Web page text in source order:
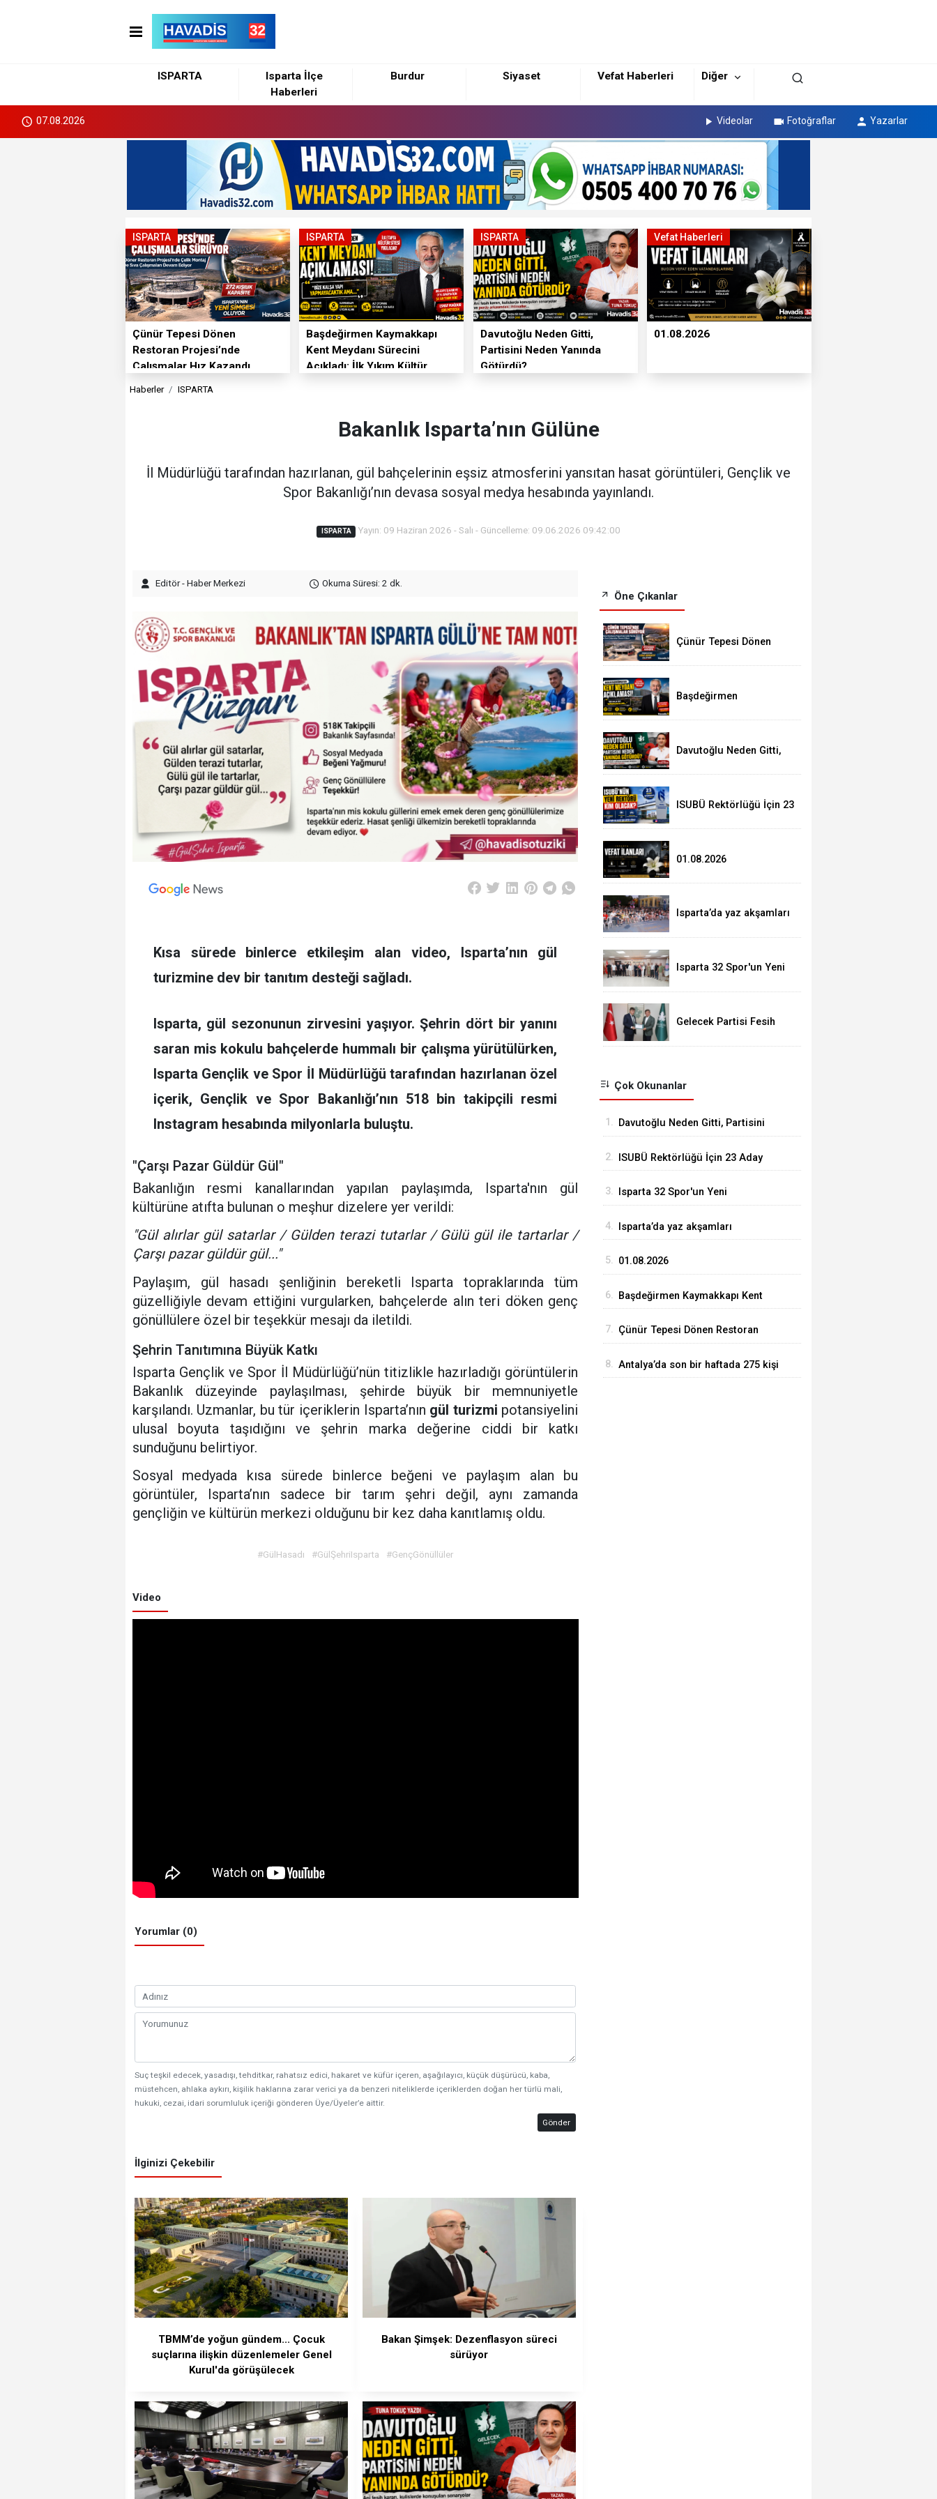
ISPARTA
Isparta İlçe
Haberleri
Burdur Siyaset Vefat Haberleri Diğer
07.08.2026 Videolar Fotoğraflar Yazarlar
ISPARTA
Çünür Tepesi Dönen
Restoran Projesi’nde
Çalışmalar Hız Kazandı
ISPARTA
Başdeğirmen Kaymakkapı
Kent Meydanı Sürecini
Açıkladı: İlk Yıkım Kültür
ISPARTA
Davutoğlu Neden Gitti,
Partisini Neden Yanında
Götürdü?
Vefat Haberleri
01.08.2026
Haberler ISPARTA
Bakanlık Isparta’nın Gülüne
İl Müdürlüğü tarafından hazırlanan, gül bahçelerinin eşsiz atmosferini yansıtan hasat görüntüleri, Gençlik ve
Spor Bakanlığı’nın devasa sosyal medya hesabında yayınlandı.
ISPARTA Yayın: 09 Haziran 2026 - Salı - Güncelleme: 09.06.2026 09:42:00
Editör - Haber Merkezi Okuma Süresi: 2 dk.
Kısa sürede binlerce etkileşim alan video, Isparta’nın gül
turizmine dev bir tanıtım desteği sağladı.
Isparta, gül sezonunun zirvesini yaşıyor. Şehrin dört bir yanını
saran mis kokulu bahçelerde hummalı bir çalışma yürütülürken,
Isparta Gençlik ve Spor İl Müdürlüğü tarafından hazırlanan özel
içerik, Gençlik ve Spor Bakanlığı’nın 518 bin takipçili resmi
Instagram hesabında milyonlarla buluştu.
"Çarşı Pazar Güldür Gül"
Bakanlığın resmi kanallarından yapılan paylaşımda, Isparta'nın gül
kültürüne atıfta bulunan o meşhur dizelere yer verildi:
"Gül alırlar gül satarlar / Gülden terazi tutarlar / Gülü gül ile tartarlar /
Çarşı pazar güldür gül..."
Paylaşım, gül hasadı şenliğinin bereketli Isparta topraklarında tüm
güzelliğiyle devam ettiğini vurgularken, bahçelerde alın teri döken genç
gönüllülere özel bir teşekkür mesajı da iletildi.
Şehrin Tanıtımına Büyük Katkı
Isparta Gençlik ve Spor İl Müdürlüğü’nün titizlikle hazırladığı görüntülerin
Bakanlık düzeyinde paylaşılması, şehirde büyük bir memnuniyetle
karşılandı. Uzmanlar, bu tür içeriklerin Isparta’nın gül turizmi potansiyelini
ulusal boyuta taşıdığını ve şehrin marka değerine ciddi bir katkı
sunduğunu belirtiyor.
Sosyal medyada kısa sürede binlerce beğeni ve paylaşım alan bu
görüntüler, Isparta’nın sadece bir tarım şehri değil, aynı zamanda
gençliğin ve kültürün merkezi olduğunu bir kez daha kanıtlamış oldu.
#GülHasadı #GülŞehriIsparta #GençGönüllüler
Video
Yorumlar (0)
Suç teşkil edecek, yasadışı, tehditkar, rahatsız edici, hakaret ve küfür içeren, aşağılayıcı, küçük düşürücü, kaba,
müstehcen, ahlaka aykırı, kişilik haklarına zarar verici ya da benzeri niteliklerde içeriklerden doğan her türlü mali,
hukuki, cezai, idari sorumluluk içeriği gönderen Üye/Üyeler’e aittir.
Gönder
İlginizi Çekebilir
TBMM’de yoğun gündem... Çocuk
suçlarına ilişkin düzenlemeler Genel
Kurul'da görüşülecek
Bakan Şimşek: Dezenflasyon süreci
sürüyor
Öne Çıkanlar
Çünür Tepesi Dönen
Çalışmalar Hız Kazandı
Başdeğirmen
Meydanı Sürecini
Sitesi’nde
Davutoğlu Neden Gitti,
Götürdü?
ISUBÜ Rektörlüğü İçin 23
Cumhurbaşkanlığı’nın
01.08.2026
Isparta’da yaz akşamları
şenlendi
Isparta 32 Spor'un Yeni
Başdeğirmen'e Ziyaret
Gelecek Partisi Fesih
Başkanı Nadir
Çok Okunanlar
1. Davutoğlu Neden Gitti, Partisini
2.
ISUBÜ Rektörlüğü İçin 23 Aday
Cumhurbaşkanlığı’nın Kararında
3.
Isparta 32 Spor'un Yeni
Başdeğirmen'e Ziyaret
4.
Isparta’da yaz akşamları
5. 01.08.2026
6. Başdeğirmen Kaymakkapı Kent
Yıkım Kültür Sitesi’nde
7. Çünür Tepesi Dönen Restoran
Kazandı
8. Antalya’da son bir haftada 275 kişi